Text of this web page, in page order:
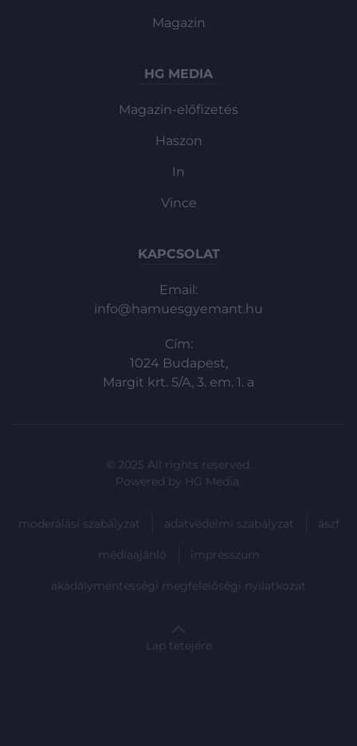
Magazin
HG MEDIA
Magazin-előfizetés
Haszon
In
Vince
KAPCSOLAT
Email:
info@hamuesgyemant.hu
Cím:
1024 Budapest,
Margit krt. 5/A, 3. em. 1. a
© 2025 All rights reserved.
Powered by HG Media.
moderálási szabályzat adatvédelmi szabályzat ászf
médiaajánló impresszum
akadálymentességi megfelelőségi nyilatkozat
Lap tetejére